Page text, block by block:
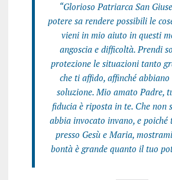
“Glorioso Patriarca San
potere sa rendere possibili le
vieni in mio aiuto in questi
angoscia e difficoltà. Prendi
protezione le situazioni tanto
che ti affido, affinché abbiano
soluzione. Mio amato Padre,
fiducia è riposta in te. Che non
abbia invocato invano, e
presso Gesù e Maria,
bontà è grande quanto il tuo